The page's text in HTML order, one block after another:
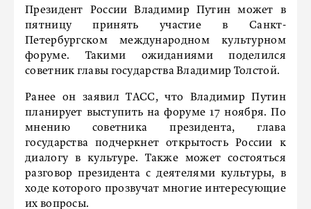
Президент России Владимир Путин может в
пятницу принять участие в Санкт-
Петербургском международном культурном
форуме. Такими ожиданиями поделился
советник главы государства Владимир Толстой.
Ранее он заявил ТАСС, что Владимир Путин
планирует выступить на форуме 17 ноября. По
мнению советника президента, глава
государства подчеркнет открытость России к
диалогу в культуре. Также может состояться
разговор президента с деятелями культуры, в
ходе которого прозвучат многие интересующие
их вопросы.